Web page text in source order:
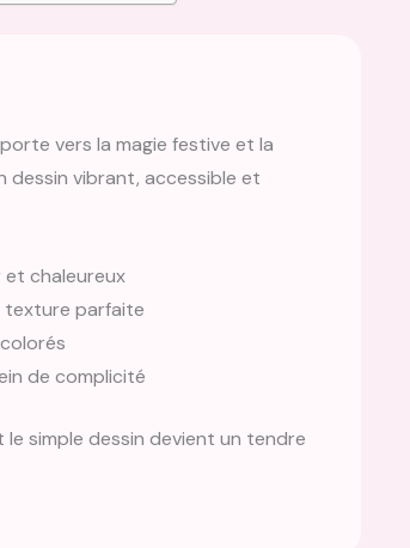
vers la magie festive et la
dessin vibrant, accessible et
et chaleureux
texture parfaite
de complicité
simple dessin devient un tendre